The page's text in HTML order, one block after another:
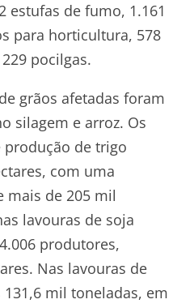
estufas de fumo, 1.161
para horticultura, 578
pocilgas.
grãos afetadas foram
silagem e arroz. Os
produção de trigo
com uma
mais de 205 mil
lavouras de soja
produtores,
Nas lavouras de
mil toneladas, em